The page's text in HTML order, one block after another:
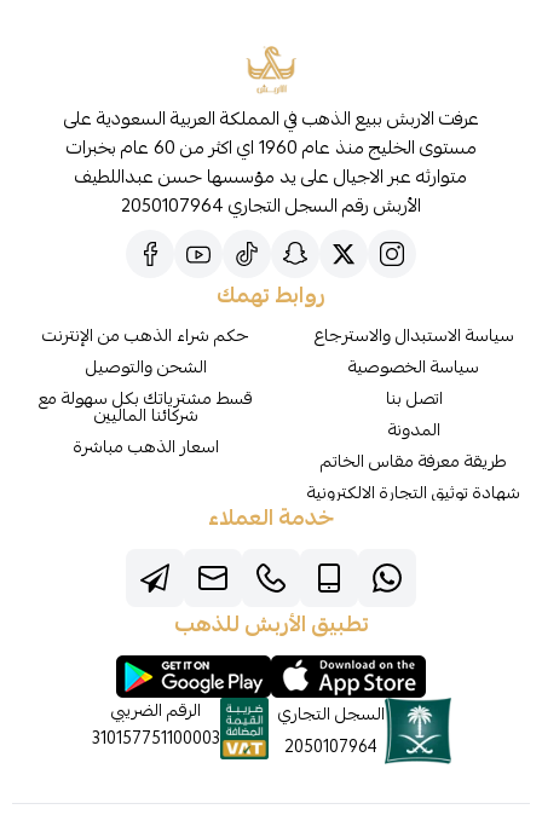
عرفت الاربش ببيع الذهب في المملكة العربية السعودية على
مستوى الخليج منذ عام 1960 اي اكثر من 60 عام بخبرات
متوارثه عبر الاجيال على يد مؤسسها حسن عبداللطيف
الأربش رقم السجل التجاري 2050107964
روابط تهمك
سياسة الاستبدال والاسترجاع
سياسة الخصوصية
اتصل بنا
المدونة
طريقة معرفة مقاس الخاتم
شهادة توثيق التجارة الالكترونية
حكم شراء الذهب من الإنترنت
الشحن والتوصيل
قسط مشترياتك بكل سهولة مع
شركائنا الماليين
اسعار الذهب مباشرة
خدمة العملاء
تطبيق الأربش للذهب
السجل التجاري
2050107964
الرقم الضريبي
310157751100003